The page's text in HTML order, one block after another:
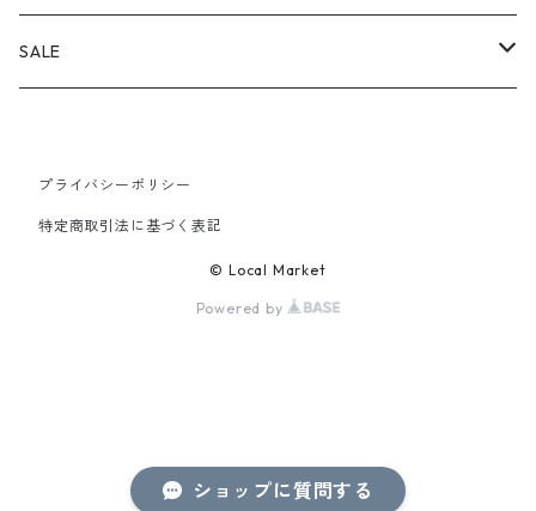
ショップに質問する
PANTS
SALE
PANTS
プライバシーポリシー
特定商取引法に基づく表記
© Local Market
Powered by